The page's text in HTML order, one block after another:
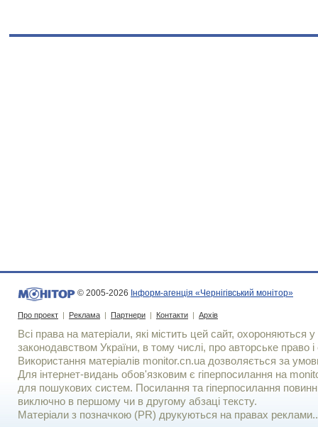
© 2005-2026 Інформ-агенція «Чернігівський монітор»
Про проект | Реклама | Партнери | Контакти | Архів
Всі права на матеріали, які містить цей сайт, охороняються у
законодавством України, в тому числі, про авторське право і
Використання матерiалiв monitor.cn.ua дозволяється за
Для iнтернет-видань обов'язковим є гiперпосилання на
для пошукових систем. Посилання та гіперпосилання
виключно в першому чи в другому абзаці тексту.
Матеріали з позначкою (PR) друкуються на правах реклами..